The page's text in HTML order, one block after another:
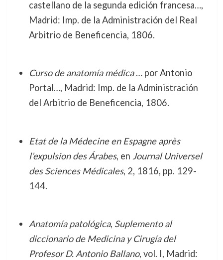
castellano de la segunda edición francesa…,
Madrid: Imp. de la Administración del Real
Arbitrio de Beneficencia, 1806.
Curso de anatomía médica… por Antonio
Portal…, Madrid: Imp. de la Administración
del Arbitrio de Beneficencia, 1806.
Etat de la Médecine en Espagne après
l’expulsion des Árabes, en Journal Universel
des Sciences Médicales, 2, 1816, pp. 129-
144.
Anatomía patológica, Suplemento al
diccionario de Medicina y Cirugía del
Profesor D. Antonio Ballano, vol. I, Madrid: